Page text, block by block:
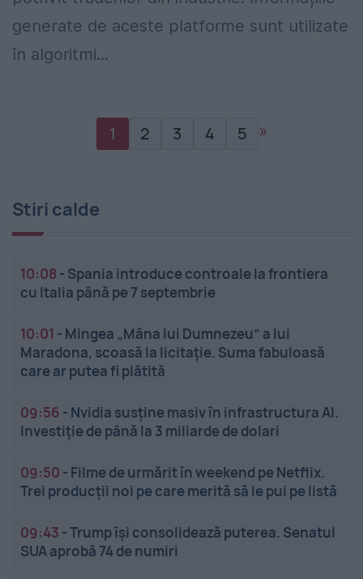
generate de aceste platforme sunt utilizate
în algoritmi...
1 2 3 4 5 »
Stiri calde
10:08 - Spania introduce controale la frontiera
cu Italia până pe 7 septembrie
10:01 - Mingea „Mâna lui Dumnezeu” a lui
Maradona, scoasă la licitație. Suma fabuloasă
care ar putea fi plătită
09:56 - Nvidia susține masiv în infrastructura AI.
Investiție de până la 3 miliarde de dolari
09:50 - Filme de urmărit în weekend pe Netflix.
Trei producții noi pe care merită să le pui pe listă
09:43 -Trump își consolidează puterea. Senatul
SUA aprobă 74 de numiri